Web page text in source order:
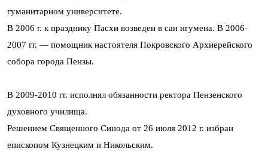
гуманитарном университете.
В 2006 г. к празднику Пасхи возведен в сан игумена. В 2006-
2007 гг. — помощник настоятеля Покровского Архиерейского
собора города Пензы.
В 2009-2010 гг. исполнял обязанности ректора Пензенского
духовного училища.
Решением Священного Синода от 26 июля 2012 г. избран
епископом Кузнецким и Никольским.